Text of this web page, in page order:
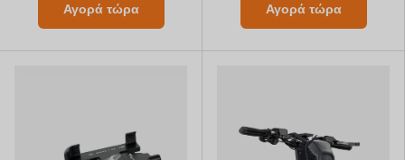
Αγορά τώρα Αγορά τώρα